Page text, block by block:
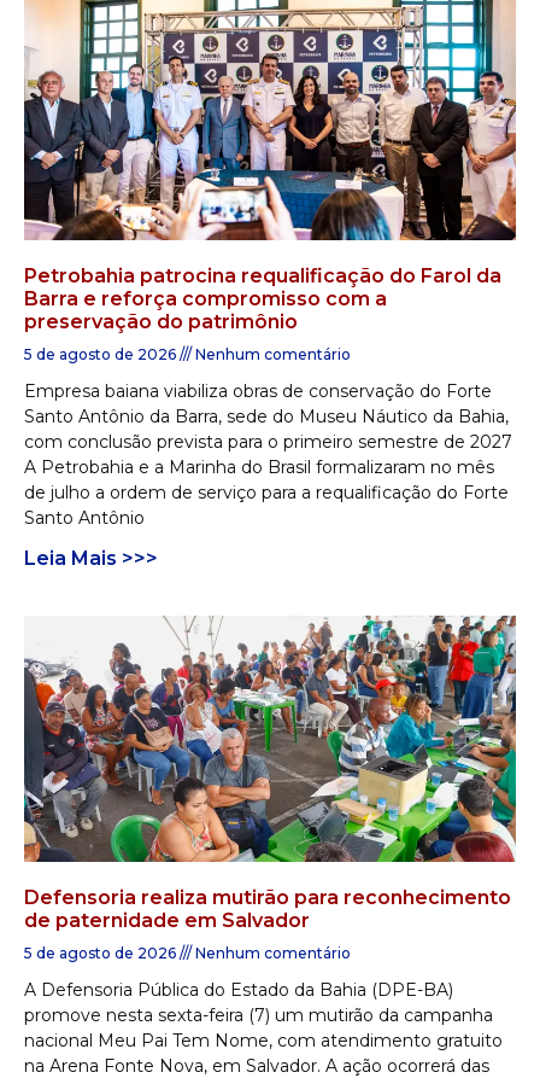
Petrobahia patrocina requalificação do Farol da
Barra e reforça compromisso com a
preservação do patrimônio
5 de agosto de 2026 Nenhum comentário
Empresa baiana viabiliza obras de conservação do Forte
Santo Antônio da Barra, sede do Museu Náutico da Bahia,
com conclusão prevista para o primeiro semestre de 2027
A Petrobahia e a Marinha do Brasil formalizaram no mês
de julho a ordem de serviço para a requalificação do Forte
Santo Antônio
Leia Mais >>>
Defensoria realiza mutirão para reconhecimento
de paternidade em Salvador
5 de agosto de 2026 Nenhum comentário
A Defensoria Pública do Estado da Bahia (DPE-BA)
promove nesta sexta-feira (7) um mutirão da campanha
nacional Meu Pai Tem Nome, com atendimento gratuito
na Arena Fonte Nova, em Salvador. A ação ocorrerá das